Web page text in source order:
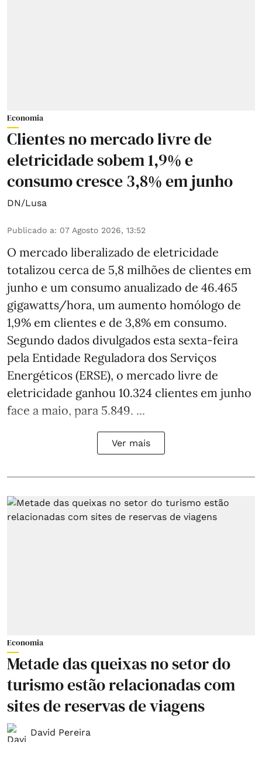
Economia
Clientes no mercado livre de
eletricidade sobem 1,9% e
consumo cresce 3,8% em junho
DN/Lusa
Publicado a: 07 Agosto 2026, 13:52
O mercado liberalizado de eletricidade
totalizou cerca de 5,8 milhões de clientes em
junho e um consumo anualizado de 46.465
gigawatts/hora, um aumento homólogo de
1,9% em clientes e de 3,8% em consumo.
Segundo dados divulgados esta sexta-feira
pela Entidade Reguladora dos Serviços
Energéticos (ERSE), o mercado livre de
eletricidade ganhou 10.324 clientes em junho
face a maio, para 5.849. ...
Ver mais
Economia
Metade das queixas no setor do
turismo estão relacionadas com
sites de reservas de viagens
David Pereira